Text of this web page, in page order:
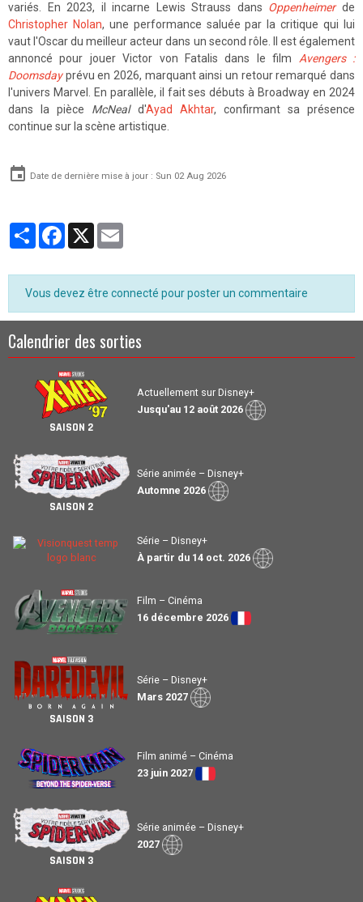
variés. En 2023, il incarne Lewis Strauss dans Oppenheimerde
Christopher Nolan, une performance saluée par la critique qui lui
vaut l'Oscar du meilleur acteur dans un second rôle. Il est également
annoncé pour jouer Victor von Fatalis dans le film Avengers :
Doomsdayprévu en 2026, marquant ainsi un retour remarqué dans
l'univers Marvel. En parallèle, il fait ses débuts à Broadway en 2024
dans la pièce McNeald'Ayad Akhtar, confirmant sa présence
continue sur la scène artistique.
Date de dernière mise à jour : Sun 02 Aug 2026
PartagerFacebook
X
Vous devez être connecté pour poster un commentaire
Calendrier des sorties
SAISON 2
Actuellement sur Disney+
Jusqu'au 12 août 2026
SAISON 2
Série animée – Disney+
Automne 2026
Série – Disney+
À partir du 14 oct. 2026
Film – Cinéma
16 décembre 2026
SAISON 3
Série – Disney+
Mars 2027
Film animé – Cinéma
23 juin 2027
SAISON 3
Série animée – Disney+
2027